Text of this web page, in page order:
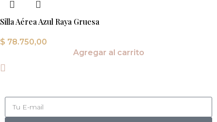
Silla Aérea Azul Raya Gruesa
$ 78.750,00
Agregar al carrito